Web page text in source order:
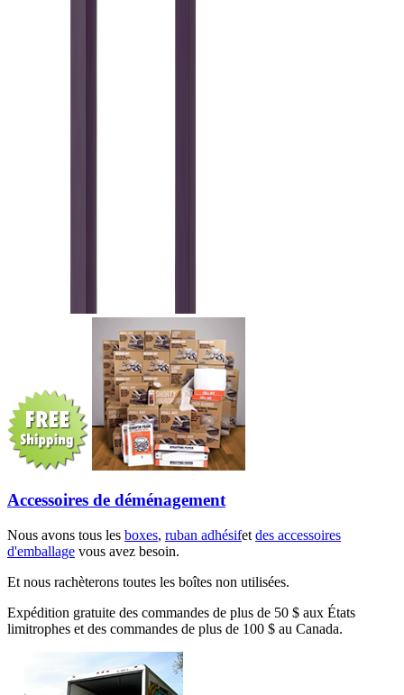
Accessoires de déménagement
Nous avons tous les boxes, ruban adhésifet des accessoires
d'emballage vous avez besoin.
Et nous rachèterons toutes les boîtes non utilisées.
Expédition gratuite des commandes de plus de 50 $ aux États
limitrophes et des commandes de plus de 100 $ au Canada.